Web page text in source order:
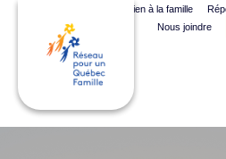
Organismes de soutien à la famille
Nous joindre